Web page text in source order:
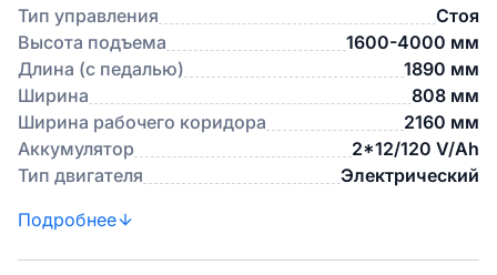
Тип управления
Стоя
Высота подъема
1600-4000 мм
Длина (с педалью)
1890 мм
Ширина
808 мм
Ширина рабочего коридора
2160 мм
Аккумулятор
2*12/120 V/Ah
Тип двигателя
Электрический
Подробнее